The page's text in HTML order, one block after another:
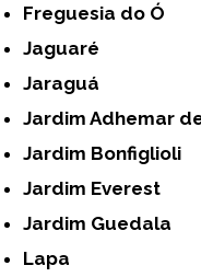
Freguesia do Ó
Jaguaré
Jaraguá
Jardim Adhemar
Jardim Bonfiglioli
Jardim Everest
Jardim Guedala
Lapa